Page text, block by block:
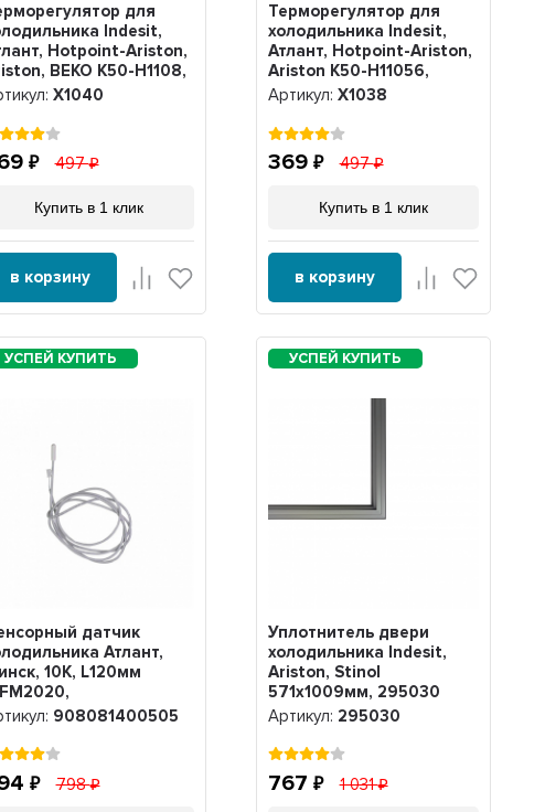
для
Indesit,
Hotpoint-Ariston,
BEKO K50-H1108,
Х1040
497
Купить в 1 клик
в корзину
Терморегулятор для
холодильника Indesit,
Атлант, Hotpoint-Ariston,
Ariston K50-H11056,
Х1038
Артикул: Х1038
369 497
Купить в 1 клик
в корзину
датчик
Атлант,
10К, L120мм
908081400505
798
Уплотнитель двери
холодильника Indesit,
Ariston, Stinol
571х1009мм, 295030
Артикул: 295030
767 1 031